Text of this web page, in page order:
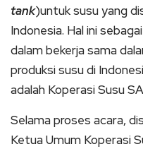
tank)untuk susu yang
Indonesia. Hal ini
dalam bekerja sama
produksi susu di
adalah Koperasi Susu
Selama proses acara,
Ketua Umum Koperasi